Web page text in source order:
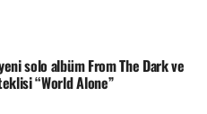
solo albüm From The Dark ve
“World Alone”